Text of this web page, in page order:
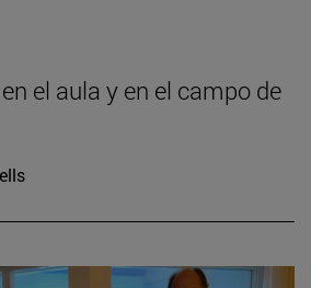
el aula y en el campo de